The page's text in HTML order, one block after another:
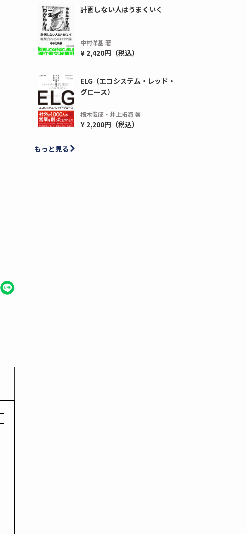
計画しない人はうまくいく
中村洋基 著
¥ 2,420円（税込）
ELG（エコシステム・レッド・
グロース）
梅木俊成・井上拓海 著
¥ 2,200円（税込）
もっと見る